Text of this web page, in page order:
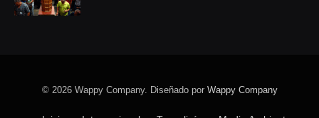
© 2026 Wappy Company. Diseñado por Wappy Company